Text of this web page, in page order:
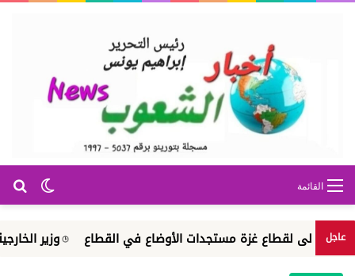
الوضع القائمة
عاجل
لقطاع غزة مستجدات الأوضاع في القطاع وزير الخارجية يتلقى